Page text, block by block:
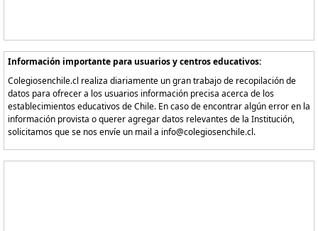
Información importante para usuarios y centros educativos:
Colegiosenchile.cl realiza diariamente un gran trabajo de recopilación de
datos para ofrecer a los usuarios información precisa acerca de los
establecimientos educativos de Chile. En caso de encontrar algún error en la
información provista o querer agregar datos relevantes de la Institución,
solicitamos que se nos envíe un mail a info@colegiosenchile.cl.